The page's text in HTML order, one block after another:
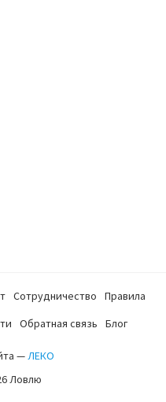
Сотрудничество
Правила
Обратная связь Блог
—ЛЕКО
Ловлю